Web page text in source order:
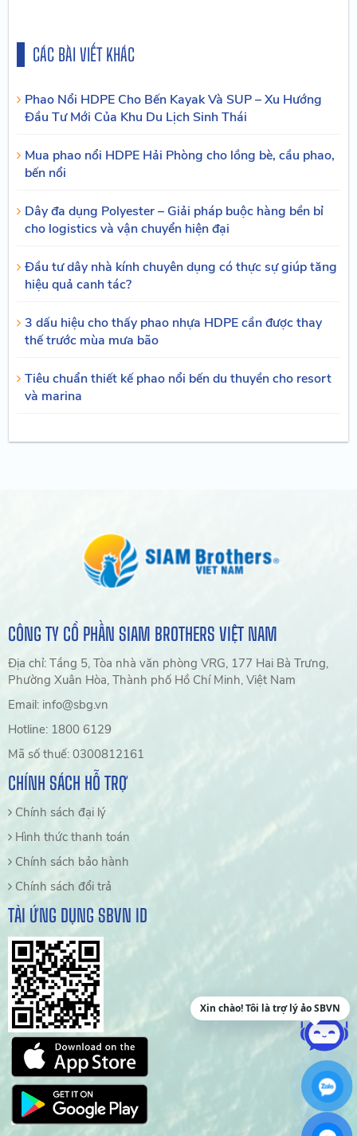
CÁC BÀI VIẾT KHÁC
Phao Nổi HDPE Cho Bến Kayak Và SUP – Xu Hướng
Đầu Tư Mới Của Khu Du Lịch Sinh Thái
Mua phao nổi HDPE Hải Phòng cho lồng bè, cầu phao,
bến nổi
Dây đa dụng Polyester – Giải pháp buộc hàng bền bỉ
cho logistics và vận chuyển hiện đại
Đầu tư dây nhà kính chuyên dụng có thực sự giúp tăng
hiệu quả canh tác?
3 dấu hiệu cho thấy phao nhựa HDPE cần được thay
thế trước mùa mưa bão
Tiêu chuẩn thiết kế phao nổi bến du thuyền cho resort
và marina
CÔNG TY CỔ PHẦN SIAM BROTHERS VIỆT NAM
Địa chỉ: Tầng 5, Tòa nhà văn phòng VRG, 177 Hai Bà Trưng,
Phường Xuân Hòa, Thành phố Hồ Chí Minh, Việt Nam
Email: info@sbg.vn
Hotline: 1800 6129
Mã số thuế: 0300812161
CHÍNH SÁCH HỖ TRỢ
Chính sách đại lý
Hình thức thanh toán
Chính sách bảo hành
Chính sách đổi trả
TẢI ỨNG DỤNG SBVN ID
Xin chào! Tôi là trợ lý ảo SBVN